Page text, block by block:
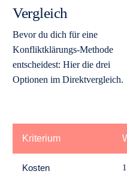
Vergleich
Bevor du dich für eine
Konfliktklärungs-Methode
entscheidest: Hier die drei
Optionen im Direktvergleich.
Kriterium
Kosten